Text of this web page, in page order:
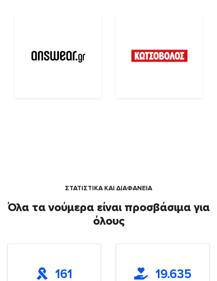
ΣΤΑΤΙΣΤΙΚΑ ΚΑΙ ΔΙΑΦΑΝΕΙΑ
Όλα τα νούμερα είναι προσβάσιμα για
όλους
161 19.635